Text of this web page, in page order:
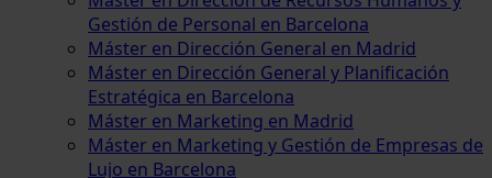
Gestión de Personal en Barcelona
Máster en Dirección General en Madrid
Máster en Dirección General y Planificación
Estratégica en Barcelona
Máster en Marketing en Madrid
Máster en Marketing y Gestión de Empresas de
Lujo en Barcelona